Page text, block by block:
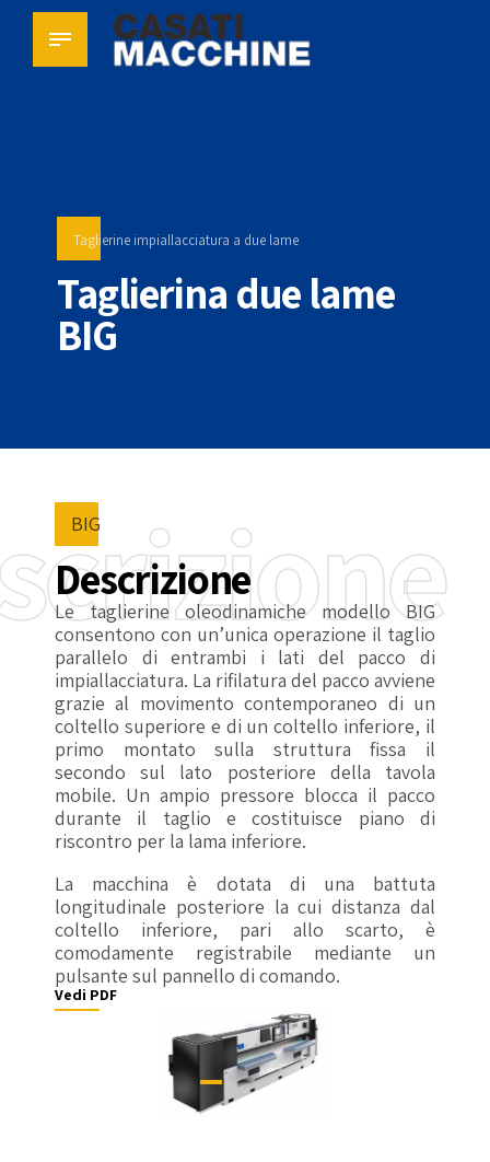
Taglierine impiallacciatura a due lame
Taglierina due lame
BIG
BIG
Descrizione
Le taglierine oleodinamiche modello BIG
consentono con un’unica operazione il taglio
parallelo di entrambi i lati del pacco di
impiallacciatura. La rifilatura del pacco avviene
grazie al movimento contemporaneo di un
coltello superiore e di un coltello inferiore, il
primo montato sulla struttura fissa il
secondo sul lato posteriore della tavola
mobile. Un ampio pressore blocca il pacco
durante il taglio e costituisce piano di
riscontro per la lama inferiore.
La macchina è dotata di una battuta
longitudinale posteriore la cui distanza dal
coltello inferiore, pari allo scarto, è
comodamente registrabile mediante un
pulsante sul pannello di comando.
Vedi PDF